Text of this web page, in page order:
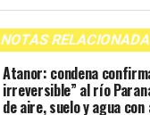
NOTAS
Atanor: condena
irreversible” al río
de aire, suelo y agua